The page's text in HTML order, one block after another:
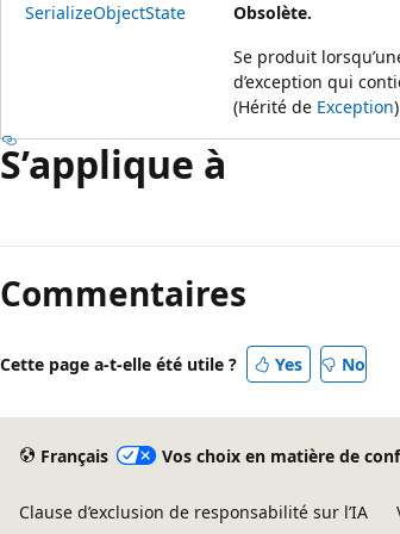
SerializeObjectState
Obsolète.
Se produit
d’exception qui
(Hérité de Exception)
S’applique à
Commentaires
Cette page a-t-elle été utile ? Yes No
Français Vos choix en matière de
Clause d’exclusion de responsabilité sur l’IA